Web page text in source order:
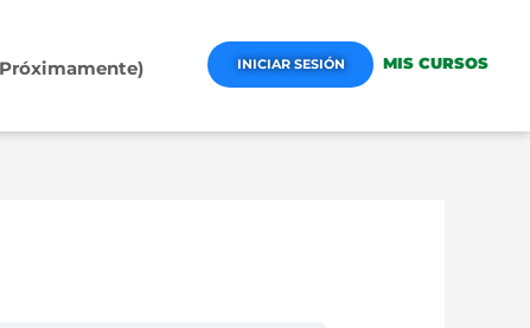
INICIAR SESIÓN MIS CURSOS